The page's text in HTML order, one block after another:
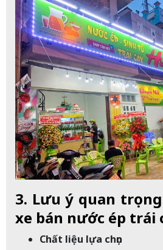
3. Lưu ý quan
xe bán nước ép trái
Chất liệu lựa chọn